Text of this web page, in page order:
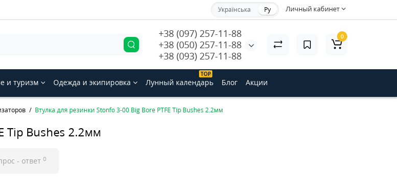
Личный кабинет
Українська Ру
+38 (097) 257-11-88
+38 (050) 257-11-88
+38 (093) 257-11-88
0
и туризм Одежда и экипировка
ТОP
Лунный календарь Блог Акции
Втулка для резинки Stonfo 3-00 Big Bore PTFE Tip Bushes 2.2мм
Tip Bushes 2.2мм
- ответ 0